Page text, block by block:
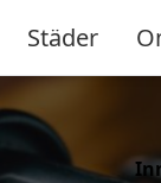
Städer